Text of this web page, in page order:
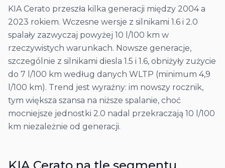
KIA Cerato przeszła kilka generacji między 2004 a
2023 rokiem. Wczesne wersje z silnikami 1.6 i 2.0
spalały zazwyczaj powyżej 10 l/100 km w
rzeczywistych warunkach. Nowsze generacje,
szczególnie z silnikami diesla 1.5 i 1.6, obniżyły zużycie
do 7 l/100 km według danych WLTP (minimum 4,9
l/100 km). Trend jest wyraźny: im nowszy rocznik,
tym większa szansa na niższe spalanie, choć
mocniejsze jednostki 2.0 nadal przekraczają 10 l/100
km niezależnie od generacji.